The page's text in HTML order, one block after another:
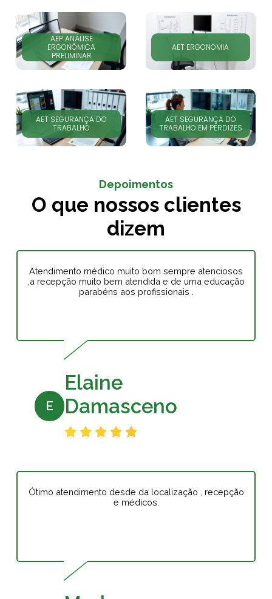
AEP ANÁLISE
ERGONÔMICA
PRELIMINAR
AET ERGONOMIA
AET SEGURANÇA DO
TRABALHO
AET SEGURANÇA DO
TRABALHO EM PERDIZES
Depoimentos
O que nossos clientes
dizem
Atendimento médico muito bom sempre atenciosos
,a recepção muito bem atendida e de uma educação
parabéns aos profissionais .
E
Elaine
Damasceno
Ótimo atendimento desde da localização , recepção
e médicos.